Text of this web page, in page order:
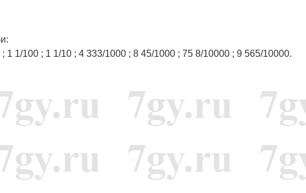
1 1/100 ; 1 1/10 ; 4 333/1000 ; 8 45/1000 ; 75 8/10000 ; 9 565/10000.